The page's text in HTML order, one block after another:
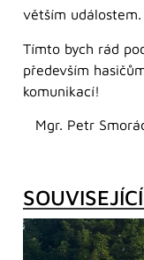
větším událostem.
Tímto bych rád
především
komunikací!
Mgr. Petr